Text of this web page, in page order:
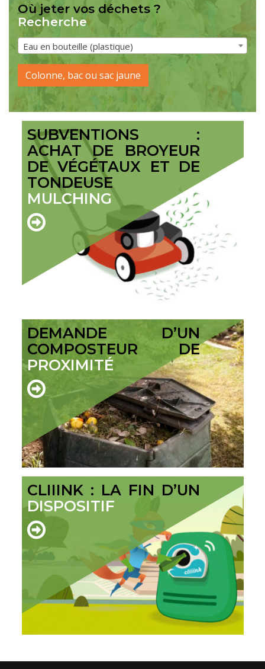
Où jeter vos déchets ?
Recherche
Eau en bouteille (plastique)
Colonne, bac ou sac jaune
SUBVENTIONS :
ACHAT DE BROYEUR
DE VÉGÉTAUX ET DE
TONDEUSE
MULCHING
DEMANDE D’UN
COMPOSTEUR DE
PROXIMITÉ
CLIIINK : LA FIN D’UN
DISPOSITIF